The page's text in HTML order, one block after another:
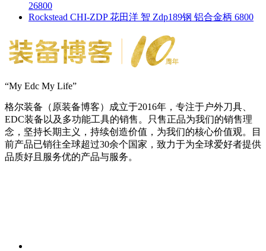
26800
Rockstead CHI-ZDP 花田洋 智 Zdp189钢 铝合金柄 6800
“My Edc My Life”
格尔装备（原装备博客）成立于2016年，专注于户外刀具、
EDC装备以及多功能工具的销售。只售正品为我们的销售理
念，坚持长期主义，持续创造价值，为我们的核心价值观。目
前产品已销往全球超过30余个国家，致力于为全球爱好者提供
品质好且服务优的产品与服务。